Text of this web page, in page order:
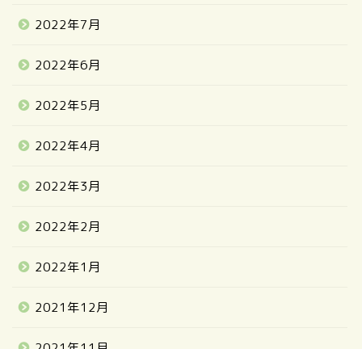
2022年7月
2022年6月
2022年5月
2022年4月
2022年3月
2022年2月
2022年1月
2021年12月